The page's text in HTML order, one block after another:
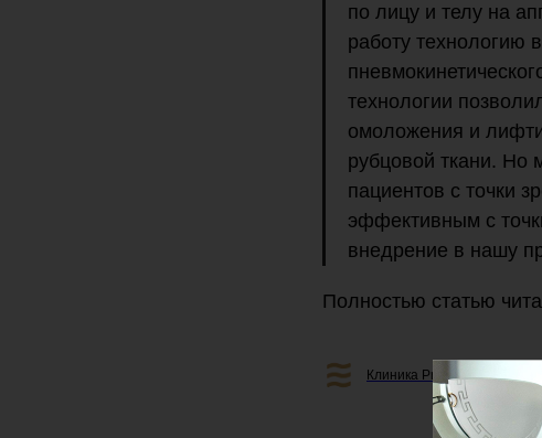
по лицу и телу на
работу технологию
технологии
омоложения и
рубцовой ткани. Но
пациентов с точки
эффективным с
внедрение в нашу
Полностью статью
Клиника Professional-Москва